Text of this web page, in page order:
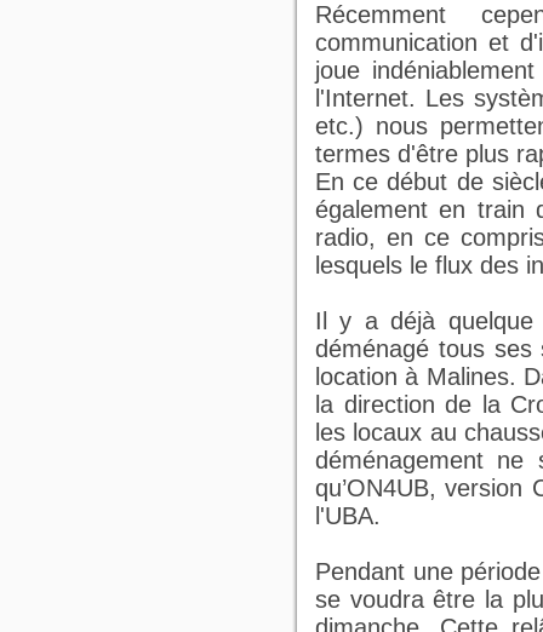
Récemment
communication et
joue
l'Internet. Les
etc.) nous
termes d'être plus
En ce début de
également en train
radio, en ce
lesquels le flux des
Il y a déjà quelque
déménagé tous ses
location à Malines.
la direction de la
les locaux au
déménagement
qu’ON4UB, version
l'UBA.
Pendant une
se voudra être la